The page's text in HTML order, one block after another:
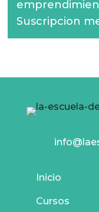
Suscripcion
Inicio
Cursos